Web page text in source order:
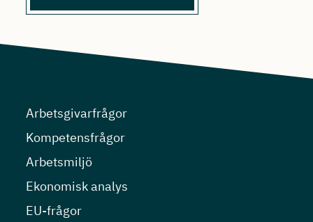
Arbetsgivarfrågor
Kompetensfrågor
Arbetsmiljö
Ekonomisk analys
EU-frågor